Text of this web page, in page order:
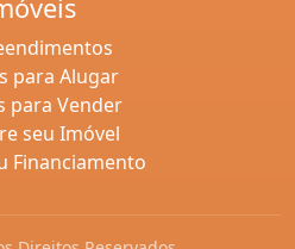
para Alugar
para Vender
seu Imóvel
Financiamento